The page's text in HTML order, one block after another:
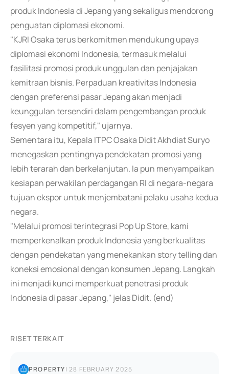
produk Indonesia di Jepang yang sekaligus mendorong
penguatan diplomasi ekonomi.
"KJRI Osaka terus berkomitmen mendukung upaya
diplomasi ekonomi Indonesia, termasuk melalui
fasilitasi promosi produk unggulan dan penjajakan
kemitraan bisnis. Perpaduan kreativitas Indonesia
dengan preferensi pasar Jepang akan menjadi
keunggulan tersendiri dalam pengembangan produk
fesyen yang kompetitif," ujarnya.
Sementara itu, Kepala ITPC Osaka Didit Akhdiat Suryo
menegaskan pentingnya pendekatan promosi yang
lebih terarah dan berkelanjutan. Ia pun menyampaikan
kesiapan perwakilan perdagangan RI di negara-negara
tujuan ekspor untuk menjembatani pelaku usaha kedua
negara.
"Melalui promosi terintegrasi Pop Up Store, kami
memperkenalkan produk Indonesia yang berkualitas
dengan pendekatan yang menekankan story telling dan
koneksi emosional dengan konsumen Jepang. Langkah
ini menjadi kunci memperkuat penetrasi produk
Indonesia di pasar Jepang," jelas Didit. (end)
RISET TERKAIT
PROPERTY|28 FEBRUARY 2025